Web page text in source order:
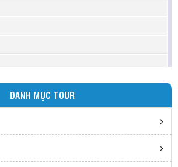
DANH MỤC TOUR